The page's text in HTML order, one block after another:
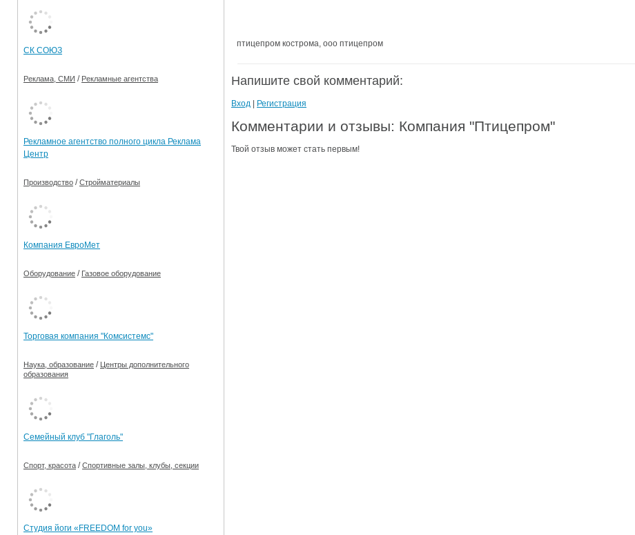
птицепром кострома, ооо птицепром
Напишите свой комментарий:
Вход Регистрация
Комментарии и отзывы: Компания "Птицепром"
Твой отзыв может стать первым!
СК СОЮЗ
Реклама, СМИ / Рекламные агентства
Рекламное агентство полного цикла Реклама
Центр
Производство /Стройматериалы
Компания ЕвроМет
Оборудование / Газовое оборудование
Торговая компания "Комсистемс"
Наука, образование / Центры дополнительного
образования
Семейный клуб "Глаголь"
Спорт, красота /Спортивные залы, клубы, секции
Студия йоги «FREEDOM for you»